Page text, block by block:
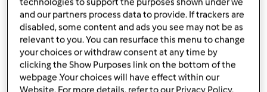
Ingredienti
BASE per tortiera da 22 cm
and our partners process data to provide. If trackers are
disabled, some content and ads you see may not be as
relevant to you. You can resurface this menu to change
your choices or withdraw consent at any time by
clicking the Show Purposes link on the bottom of the
webpage .Your choices will have effect within our